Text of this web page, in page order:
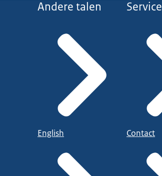
Andere talen
English
Service
Contact